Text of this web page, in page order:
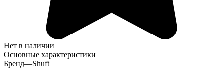
Нет в наличии
Основные характеристики
Бренд—Shuft